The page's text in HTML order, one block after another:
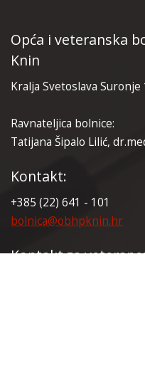
Opća i veteranska
Knin
Kralja Svetoslava
Ravnateljica bolnice:
Tatijana Šipalo Lilić,
Kontakt:
+385 (22) 641 - 101
bolnica@obhpknin.hr
Kontakt za